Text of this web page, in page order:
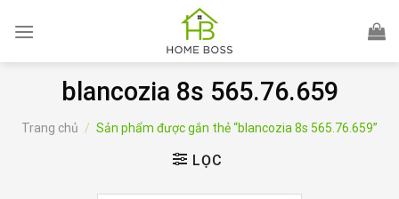
blancozia 8s 565.76.659
Trang chủ / Sản phẩm được gắn thẻ “blancozia 8s 565.76.659”
LỌC